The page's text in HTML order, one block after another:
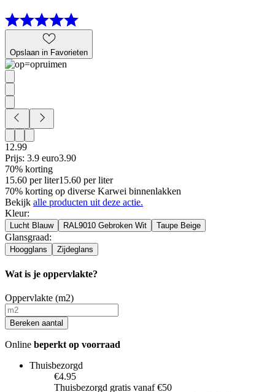
Opslaan in Favorieten
12.99
Prijs: 3.9 euro3.90
70% korting
15.60 per liter15.60 per liter
70% korting op diverse Karwei binnenlakken
Bekijk alle producten uit deze actie.
Kleur:
Lucht Blauw RAL9010 Gebroken Wit Taupe Beige
Glansgraad:
Hoogglans Zijdeglans
Wat is je oppervlakte?
Oppervlakte (m2)
Bereken aantal
Online beperkt op voorraad
Thuisbezorgd
€4.95
Thuisbezorgd gratis vanaf €50